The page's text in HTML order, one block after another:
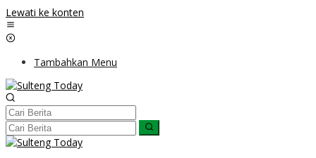
Lewati ke konten
Tambahkan Menu